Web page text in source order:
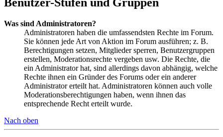
Was sind Administratoren?
Administratoren haben die umfassendsten Rechte im Forum.
Sie können jede Art von Aktion im Forum ausführen; z. B.
Berechtigungen setzen, Mitglieder sperren, Benutzergruppen
erstellen, Moderationsrechte vergeben usw. Die Rechte, die
ein Administrator hat, sind allerdings davon abhängig, welche
Rechte ihnen ein Gründer des Forums oder ein anderer
Administrator erteilt hat. Administratoren können auch volle
Moderationsberechtigungen haben, wenn ihnen das
entsprechende Recht erteilt wurde.
Nach oben